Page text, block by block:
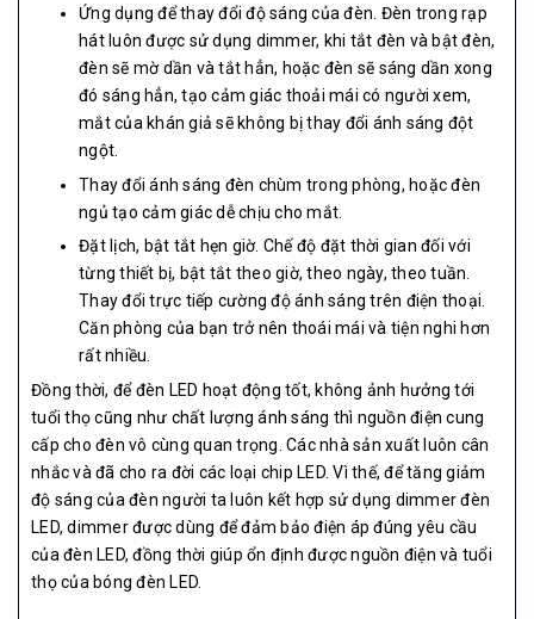
Ứng dụng để thay đổi độ sáng của đèn. Đèn trong rạp
hát luôn được sử dụng dimmer, khi tắt đèn và bật đèn,
đèn sẽ mờ dần và tắt hẳn, hoặc đèn sẽ sáng dần xong
đó sáng hẳn, tạo cảm giác thoải mái có người xem,
mắt của khán giả sẽ không bị thay đổi ánh sáng đột
ngột.
Thay đổi ánh sáng đèn chùm trong phòng, hoặc đèn
ngủ tạo cảm giác dễ chịu cho mắt.
Đặt lịch, bật tắt hẹn giờ. Chế độ đặt thời gian đối với
từng thiết bị, bật tắt theo giờ, theo ngày, theo tuần.
Thay đổi trực tiếp cường độ ánh sáng trên điện thoại.
Căn phòng của bạn trở nên thoái mái và tiện nghi hơn
rất nhiều.
Đồng thời, để đèn LED hoạt động tốt, không ảnh hưởng tới
tuổi thọ cũng như chất lượng ánh sáng thì nguồn điện cung
cấp cho đèn vô cùng quan trọng. Các nhà sản xuất luôn cân
nhắc và đã cho ra đời các loại chip LED. Vì thế, để tăng giảm
độ sáng của đèn người ta luôn kết hợp sử dụng dimmer đèn
LED, dimmer được dùng để đảm bảo điện áp đúng yêu cầu
của đèn LED, đồng thời giúp ổn định được nguồn điện và tuổi
thọ của bóng đèn LED.